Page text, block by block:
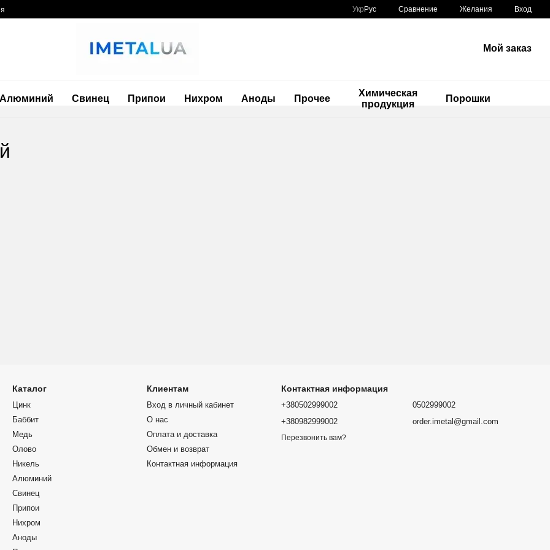
Укр Рус Сравнение Желания Вход
Мой заказ
Алюминий Свинец Припои Нихром Аноды Прочее
Химическая
продукция
Порошки
Каталог
Цинк
Баббит
Медь
Олово
Никель
Алюминий
Свинец
Припои
Нихром
Аноды
Клиентам
Вход в личный кабинет
О нас
Оплата и доставка
Обмен и возврат
Контактная информация
Контактная информация
+380502999002
+380982999002
Перезвонить вам?
0502999002
order.imetal@gmail.com